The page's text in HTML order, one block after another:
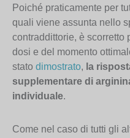
Poiché praticamente per
quali viene assunta nello
contraddittorie, è scorretto
dosi e del momento
stato dimostrato, la
supplementare di
individuale.
Come nel caso di tutti gli